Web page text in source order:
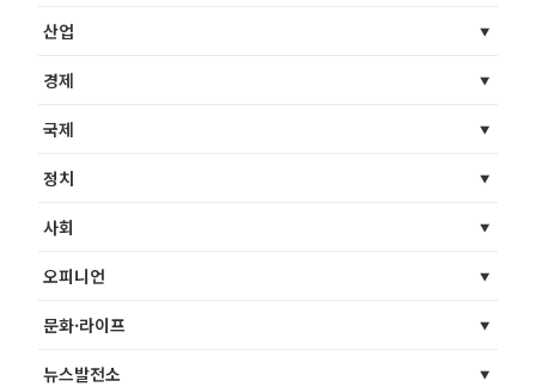
산업
경제
국제
정치
사회
오피니언
문화·라이프
뉴스발전소